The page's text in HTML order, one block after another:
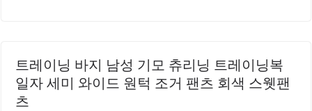
트레이닝 바지 남성 기모 츄리닝 트레이닝복
일자 세미 와이드 원턱 조거 팬츠 회색 스웻팬
츠